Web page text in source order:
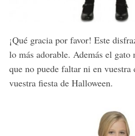
¡Qué gracia por favor! Este
lo más adorable. Además el gato
que no puede faltar ni en vuestra
vuestra fiesta de Halloween.